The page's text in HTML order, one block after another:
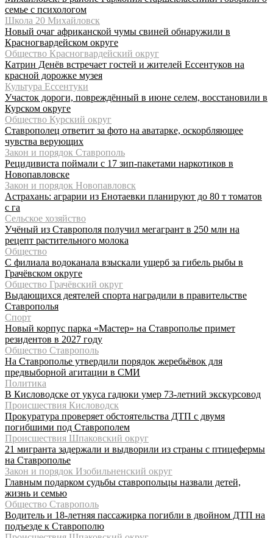
семье с психологом
Школа 20 Михайловск
Новый очаг африканской чумы свиней обнаружили в
Красногвардейском округе
Общество Красногвардейский округ
Катрин Денёв встречает гостей и жителей Ессентуков на
красной дорожке музея
Культура Ессентуки
Участок дороги, повреждённый в июне селем, восстановили в
Курском округе
Общество Курский округ
Ставрополец ответит за фото на аватарке, оскорбляющее
чувства верующих
Закон и порядок Ставрополь
Рецидивиста поймали с 17 зип-пакетами наркотиков в
Новопавловске
Закон и порядок Новопавловск
Астрахань: аграрии из Енотаевки планируют до 80 т томатов
с га
Сельское хозяйство
Учёный из Ставрополя получил мегагрант в 250 млн на
рецепт растительного молока
Общество
С филиала водоканала взыскали ущерб за гибель рыбы в
Грачёвском округе
Общество Грачёвский округ
Выдающихся деятелей спорта наградили в правительстве
Ставрополья
Спорт
Новый корпус парка «Мастер» на Ставрополье примет
резидентов в 2027 году
Общество Ставрополь
На Ставрополье утвердили порядок жеребьёвок для
предвыборной агитации в СМИ
Политика
В Кисловодске от укуса гадюки умер 73-летний экскурсовод
Происшествия Кисловодск
Прокуратура проверяет обстоятельства ДТП с двумя
погибшими под Ставрополем
Происшествия Шпаковский округ
21 мигранта задержали и выдворили из страны с птицефермы
на Ставрополье
Закон и порядок Изобильненский округ
Главным подарком судьбы ставропольцы назвали детей,
жизнь и семью
Общество Ставрополь
Водитель и 18-летняя пассажирка погибли в двойном ДТП на
подъезде к Ставрополю